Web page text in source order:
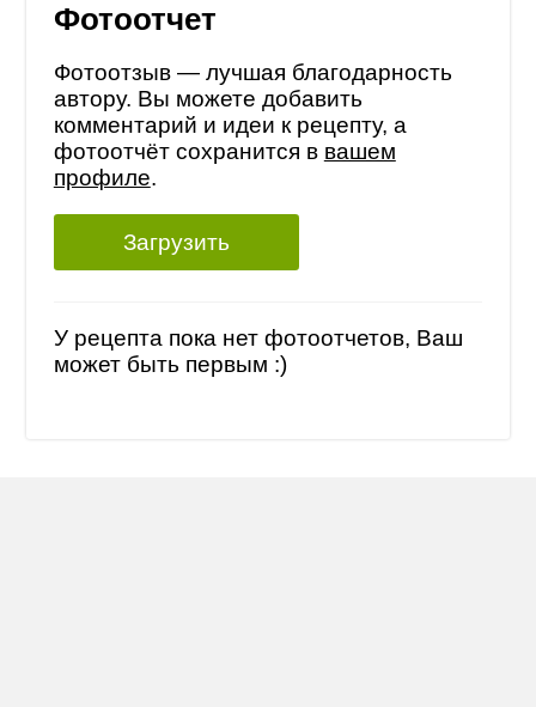
Фотоотчет
Фотоотзыв — лучшая благодарность
автору. Вы можете добавить
комментарий и идеи к рецепту, а
фотоотчёт сохранится в вашем
профиле.
Загрузить
У рецепта пока нет фотоотчетов, Ваш
может быть первым :)